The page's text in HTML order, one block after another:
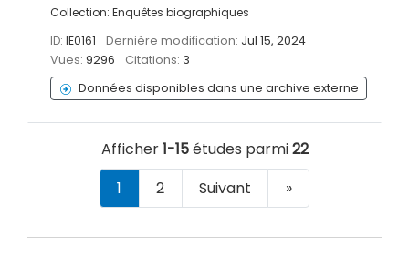
Collection: Enquêtes biographiques
ID: IE0161 Dernière modification: Jul 15, 2024
Vues: 9296 Citations: 3
Données disponibles dans une archive externe
Afficher1-15études parmi22
1
2 Suivant »